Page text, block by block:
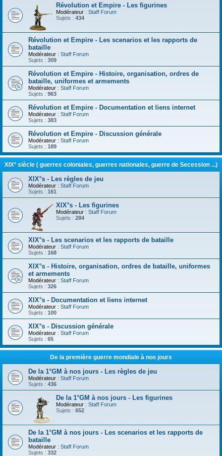
Révolution et Empire - Les figurines
Modérateur : Staff Forum
Sujets : 434
Révolution et Empire - Les scenarios et les rapports de
bataille
Modérateur : Staff Forum
Sujets : 309
Révolution et Empire - Histoire, organisation, ordres de
bataille, uniformes et armements
Modérateur : Staff Forum
Sujets : 963
Révolution et Empire - Documentation et liens internet
Modérateur : Staff Forum
Sujets : 383
Révolution et Empire - Discussion générale
Modérateur : Staff Forum
Sujets : 189
XIX° siècle ( guerres coloniales, guerres nationales, guerre de Secession ...)
XIX°s - Les règles de jeu
Modérateur : Staff Forum
Sujets : 161
XIX°s - Les figurines
Modérateur : Staff Forum
Sujets : 284
XIX°s - Les scenarios et les rapports de bataille
Modérateur : Staff Forum
Sujets : 168
XIX°s - Histoire, organisation, ordres de bataille, uniformes
et armements
Modérateur : Staff Forum
Sujets : 326
XIX°s - Documentation et liens internet
Modérateur : Staff Forum
Sujets : 100
XIX°s - Discussion générale
Modérateur : Staff Forum
Sujets : 65
De la première guerre mondiale à nos jours
De la 1°GM à nos jours - Les règles de jeu
Modérateur : Staff Forum
Sujets : 436
De la 1°GM à nos jours - Les figurines
Modérateur : Staff Forum
Sujets : 652
De la 1°GM à nos jours - Les scenarios et les rapports de
bataille
Modérateur : Staff Forum
Sujets : 332